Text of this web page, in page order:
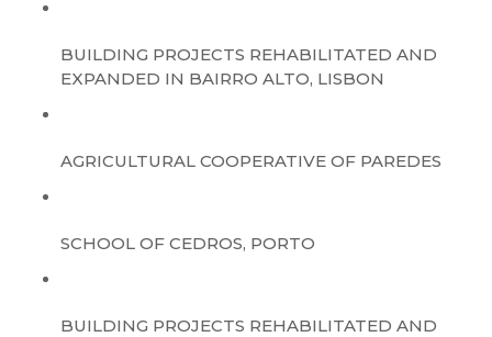
BUILDING PROJECTS REHABILITATED AND
EXPANDED IN BAIRRO ALTO, LISBON
AGRICULTURAL COOPERATIVE OF PAREDES
SCHOOL OF CEDROS, PORTO
BUILDING PROJECTS REHABILITATED AND